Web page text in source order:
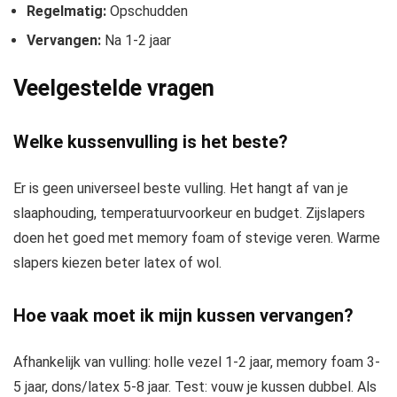
Regelmatig: Opschudden
Vervangen: Na 1-2 jaar
Veelgestelde vragen
Welke kussenvulling is het beste?
Er is geen universeel beste vulling. Het hangt af van je
slaaphouding, temperatuurvoorkeur en budget. Zijslapers
doen het goed met memory foam of stevige veren. Warme
slapers kiezen beter latex of wol.
Hoe vaak moet ik mijn kussen vervangen?
Afhankelijk van vulling: holle vezel 1-2 jaar, memory foam 3-
5 jaar, dons/latex 5-8 jaar. Test: vouw je kussen dubbel. Als